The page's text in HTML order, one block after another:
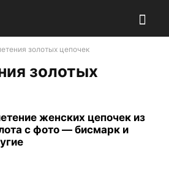
золотых цепочек
золотых
женских цепочек из
с фото — бисмарк и